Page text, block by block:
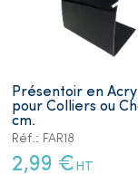
Présentoir en
pour Colliers ou
cm.
Réf.: FAR18
2,99 € HT